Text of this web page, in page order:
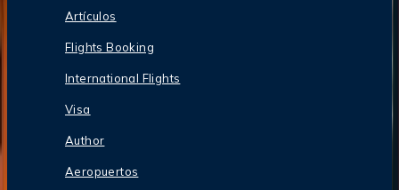
Artículos
Flights Booking
International Flights
Visa
Author
Aeropuertos